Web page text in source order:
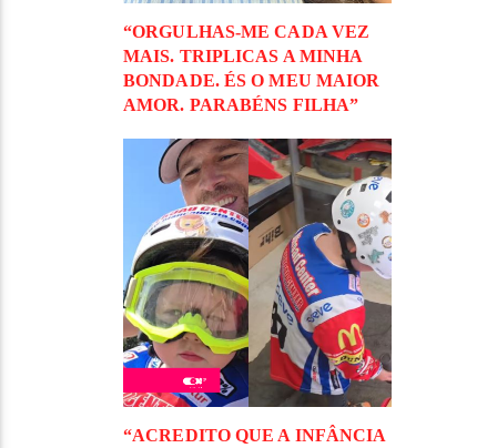
“ORGULHAS-ME CADA VEZ
MAIS. TRIPLICAS A MINHA
BONDADE. ÉS O MEU MAIOR
AMOR. PARABÉNS FILHA”
“ACREDITO QUE A INFÂNCIA